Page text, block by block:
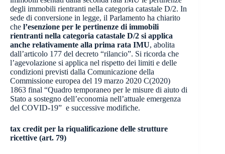
degli immobili rientranti nella categoria catastale D/2. In
sede di conversione in legge, il Parlamento ha chiarito
che l’esenzione per le pertinenze di immobili
rientranti nella categoria catastale D/2 si applica
anche relativamente alla prima rata IMU, abolita
dall’articolo 177 del decreto “rilancio”. Si ricorda che
l’agevolazione si applica nel rispetto dei limiti e delle
condizioni previsti dalla Comunicazione della
Commissione europea del 19 marzo 2020 C(2020)
1863 final “Quadro temporaneo per le misure di aiuto di
Stato a sostegno dell’economia nell’attuale emergenza
del COVID-19” e successive modifiche.
tax credit per la riqualificazione delle strutture
ricettive (art. 79)